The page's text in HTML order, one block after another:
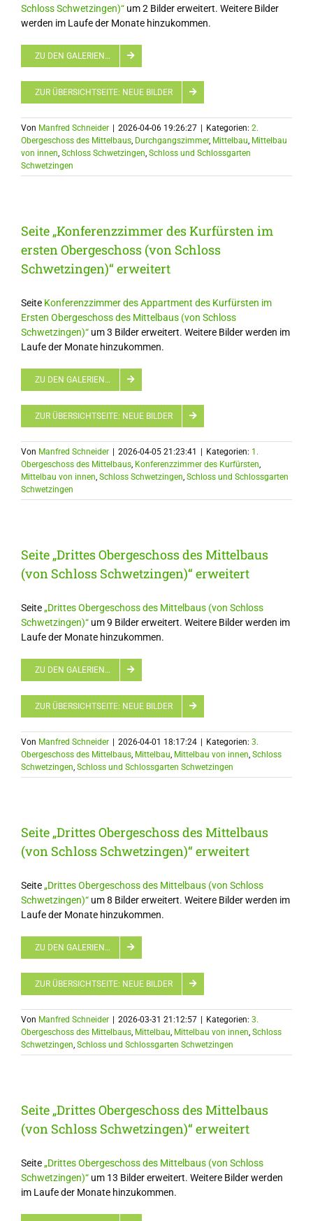
Schloss Schwetzingen)“um 2 Bilder erweitert. Weitere Bilder
werden im Laufe der Monate hinzukommen.
ZU DEN GALERIEN…
ZUR ÜBERSICHTSEITE: NEUE BILDER
Von Manfred Schneider 2026-04-06 19:26:27 Kategorien: 2.
Obergeschoss des Mittelbaus, Durchgangszimmer, Mittelbau, Mittelbau
von innen, Schloss Schwetzingen, Schloss und Schlossgarten
Schwetzingen
Seite „Konferenzzimmer des Kurfürsten im
ersten Obergeschoss (von Schloss
Schwetzingen)“ erweitert
Seite Konferenzzimmer des Appartment des Kurfürsten im
Ersten Obergeschoss des Mittelbaus (von Schloss
Schwetzingen)“um 3 Bilder erweitert. Weitere Bilder werden im
Laufe der Monate hinzukommen.
ZU DEN GALERIEN…
ZUR ÜBERSICHTSEITE: NEUE BILDER
Von Manfred Schneider 2026-04-05 21:23:41 Kategorien: 1.
Obergeschoss des Mittelbaus, Konferenzzimmer des Kurfürsten,
Mittelbau von innen, Schloss Schwetzingen, Schloss und Schlossgarten
Schwetzingen
Seite „Drittes Obergeschoss des Mittelbaus
(von Schloss Schwetzingen)“ erweitert
Seite„Drittes Obergeschoss des Mittelbaus (von Schloss
Schwetzingen)“um 9 Bilder erweitert. Weitere Bilder werden im
Laufe der Monate hinzukommen.
ZU DEN GALERIEN…
ZUR ÜBERSICHTSEITE: NEUE BILDER
Von Manfred Schneider 2026-04-01 18:17:24 Kategorien: 3.
Obergeschoss des Mittelbaus, Mittelbau, Mittelbau von innen, Schloss
Schwetzingen, Schloss und Schlossgarten Schwetzingen
Seite „Drittes Obergeschoss des Mittelbaus
(von Schloss Schwetzingen)“ erweitert
Seite„Drittes Obergeschoss des Mittelbaus (von Schloss
Schwetzingen)“um 8 Bilder erweitert. Weitere Bilder werden im
Laufe der Monate hinzukommen.
ZU DEN GALERIEN…
ZUR ÜBERSICHTSEITE: NEUE BILDER
Von Manfred Schneider 2026-03-31 21:12:57 Kategorien: 3.
Obergeschoss des Mittelbaus, Mittelbau, Mittelbau von innen, Schloss
Schwetzingen, Schloss und Schlossgarten Schwetzingen
Seite „Drittes Obergeschoss des Mittelbaus
(von Schloss Schwetzingen)“ erweitert
Seite„Drittes Obergeschoss des Mittelbaus (von Schloss
Schwetzingen)“um 13 Bilder erweitert. Weitere Bilder werden
im Laufe der Monate hinzukommen.